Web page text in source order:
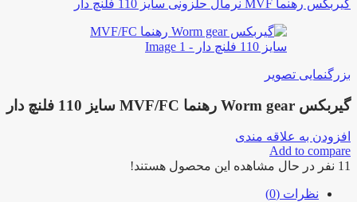
گیربکس رهنما MVF نرمال حلزونی سایز 110 فلنچ دار
بزرگنمایی تصویر
گیربکس Worm gear رهنما MVF/FC سایز 110 فلنچ دار
افزودن به علاقه مندی
Add to compare
11 نفر در حال مشاهده این محصول هستند!
نظرات (0)